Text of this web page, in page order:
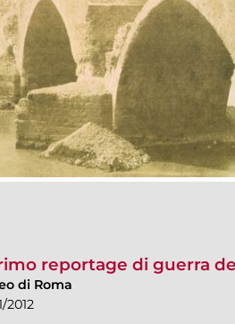
reportage di guerra
di Roma
2012